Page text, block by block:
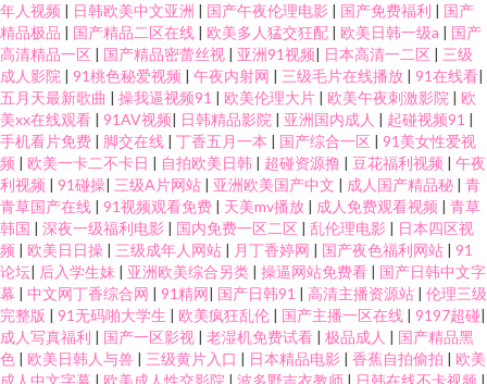
年人视频 | 日韩欧美中文亚洲 | 国产午夜伦理电影 | 国产免费福利 | 国产
精品极品 | 国产精品二区在线 | 欧美多人猛交狂配 | 欧美日韩一级a | 国产
高清精品一区 | 国产精品密蕾丝视 | 亚洲91视频| 日本高清一二区 | 三级
成人影院 | 91桃色秘爱视频 | 午夜内射网 | 三级毛片在线播放 | 91在线看|
五月天最新歌曲 | 操我逼视频91 | 欧美伦理大片 | 欧美午夜刺激影院 | 欧
美xx在线观看 | 91AV视频| 日韩精品影院 | 亚洲国内成人 | 起碰视频91 |
手机看片免费 | 脚交在线 | 丁香五月一本 | 国产综合一区 | 91美女性爱视
频 | 欧美一卡二不卡日 | 自拍欧美日韩 | 超碰资源撸 | 豆花福利视频 | 午夜
利视频 | 91碰操| 三级A片网站 | 亚洲欧美国产中文 | 成人国产精品秘 | 青
青草国产在线 | 91视频观看免费 | 天美mv播放 | 成人免费观看视频 | 青草
韩国 | 深夜一级福利电影 | 国内免费一区二区 | 乱伦理电影 | 日本四区视
频 | 欧美日日操 | 三级成年人网站 | 月丁香婷网 | 国产夜色福利网站 | 91
论坛| 后入学生妹 | 亚洲欧美综合另类 | 操逼网站免费看 | 国产日韩中文字
幕 | 中文网丁香综合网 | 91精网| 国产日韩91 | 高清主播资源站 | 伦理三级
完整版 | 91无码啪大学生 | 欧美疯狂乱伦 | 国产主播一区在线 | 9197超碰|
成人写真福利 | 国产一区影视 | 老湿机免费试看 | 极品成人 | 国产精品黑
色 | 欧美日韩人与兽 | 三级黄片入口 | 日本精品电影 | 香蕉自拍偷拍 | 欧美
成人中文字幕 | 欧美成人性交影院 | 波多野吉衣教师 | 日韩在线不卡视频 |